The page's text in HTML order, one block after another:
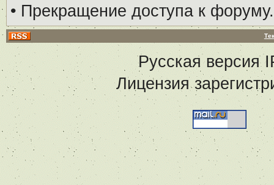
• Прекращение доступа к форуму.
Русская версия
Лицензия